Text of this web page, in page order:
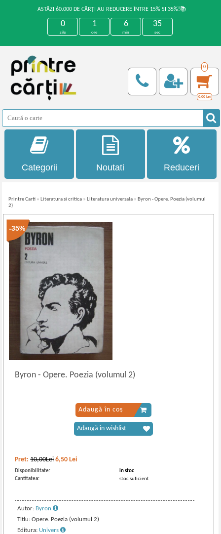
ASTĂZI 60.000 DE CĂRȚI AU REDUCERE ÎNTRE 15% ȘI 35%!📚
0
zile
1
ore
6
min
35
sec
0
0,00 Lei
Categorii Noutati Reduceri
Printre Carti » Literatura si critica » Literatura universala » Byron - Opere. Poezia (volumul
2)
-35%
Byron- Opere. Poezia (volumul 2)
Pret:10,00Lei 6,50 Lei
Disponibilitate:
in stoc
Cantitatea:
stoc suficient
Autor: Byron
Titlu: Opere. Poezia (volumul 2)
Editura: Univers
Adaugă în coș
Adaugă în wishlist